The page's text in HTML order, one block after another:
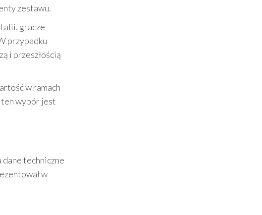
zestawu.
gracze
przypadku
i przeszłością
w ramach
ten wybór jest
techniczne
w